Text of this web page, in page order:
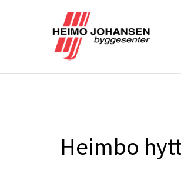
Heimbo